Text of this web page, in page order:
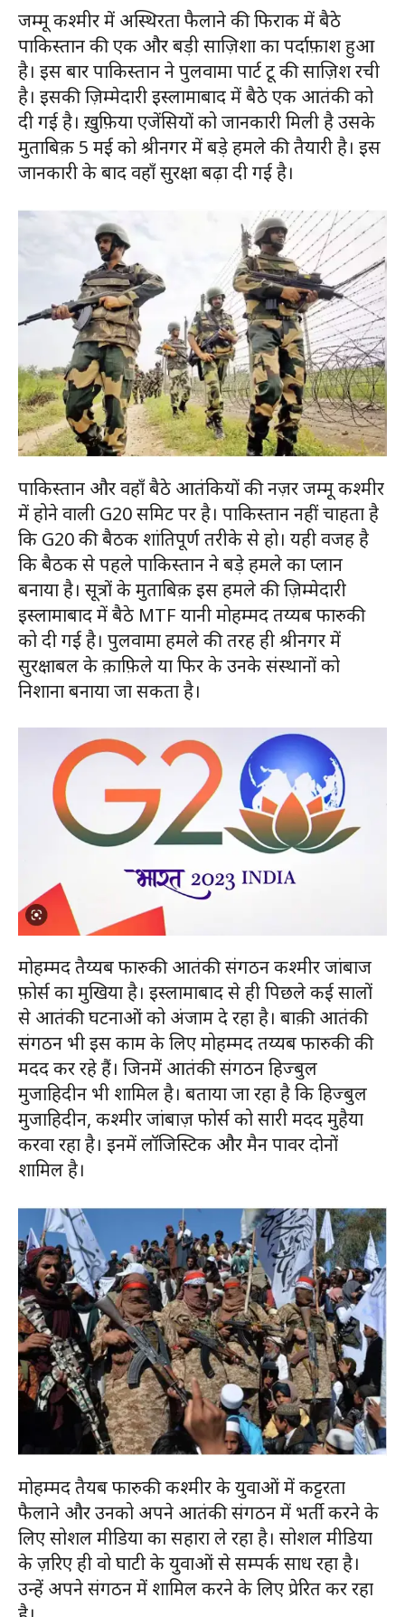
जम्मू कश्मीर में अस्थिरता फैलाने की फिराक में बैठे
पाकिस्तान की एक और बड़ी साज़िशा का पर्दाफ़ाश हुआ
है। इस बार पाकिस्तान ने पुलवामा पार्ट टू की साज़िश रची
है। इसकी ज़िम्मेदारी इस्लामाबाद में बैठे एक आतंकी को
दी गई है। ख़ुफ़िया एजेंसियों को जानकारी मिली है उसके
मुताबिक़ 5 मई को श्रीनगर में बड़े हमले की तैयारी है। इस
जानकारी के बाद वहाँ सुरक्षा बढ़ा दी गई है।
पाकिस्तान और वहाँ बैठे आतंकियों की नज़र जम्मू कश्मीर
में होने वाली G20 समिट पर है। पाकिस्तान नहीं चाहता है
कि G20 की बैठक शांतिपूर्ण तरीके से हो। यही वजह है
कि बैठक से पहले पाकिस्तान ने बड़े हमले का प्लान
बनाया है। सूत्रों के मुताबिक़ इस हमले की ज़िम्मेदारी
इस्लामाबाद में बैठे MTF यानी मोहम्मद तय्यब फारुकी
को दी गई है। पुलवामा हमले की तरह ही श्रीनगर में
सुरक्षाबल के क़ाफ़िले या फिर के उनके संस्थानों को
निशाना बनाया जा सकता है।
मोहम्मद तैय्यब फारुकी आतंकी संगठन कश्मीर जांबाज
फ़ोर्स का मुखिया है। इस्लामाबाद से ही पिछले कई सालों
से आतंकी घटनाओं को अंजाम दे रहा है। बाक़ी आतंकी
संगठन भी इस काम के लिए मोहम्मद तय्यब फारुकी की
मदद कर रहे हैं। जिनमें आतंकी संगठन हिज्बुल
मुजाहिदीन भी शामिल है। बताया जा रहा है कि हिज्बुल
मुजाहिदीन, कश्मीर जांबाज़ फोर्स को सारी मदद मुहैया
करवा रहा है। इनमें लॉजिस्टिक और मैन पावर दोनों
शामिल है।
मोहम्मद तैयब फारुकी कश्मीर के युवाओं में कट्टरता
फैलाने और उनको अपने आतंकी संगठन में भर्ती करने के
लिए सोशल मीडिया का सहारा ले रहा है। सोशल मीडिया
के ज़रिए ही वो घाटी के युवाओं से सम्पर्क साध रहा है।
उन्हें अपने संगठन में शामिल करने के लिए प्रेरित कर रहा